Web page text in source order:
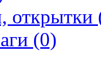
открытки
(0)